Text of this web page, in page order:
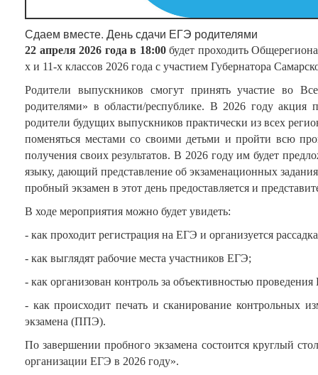
Сдаем вместе. День сдачи ЕГЭ родителями
22 апреля 2026 года в 18:00будет проходить
х и 11-х классов 2026 года с участием Губернатора
Родители выпускников смогут принять участие во
родителями» в области/республике. В 2026 году
родители будущих выпускников практически из всех
поменяться местами со своими детьми и пройти всю
получения своих результатов. В 2026 году им будет
языку, дающий представление об экзаменационных
пробный экзамен в этот день предоставляется и
В ходе мероприятия можно будет увидеть:
- как проходит регистрация на ЕГЭ и организуется
- как выглядят рабочие места участников ЕГЭ;
- как организован контроль за объективностью
- как происходит печать и сканирование контрольных
экзамена (ППЭ).
По завершении пробного экзамена состоится круглый
организации ЕГЭ в 2026 году».